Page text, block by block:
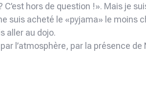
hors de question !». Mais je
suis acheté le «pyjama» le moins
aller au dojo.
l’atmosphère, par la présence de